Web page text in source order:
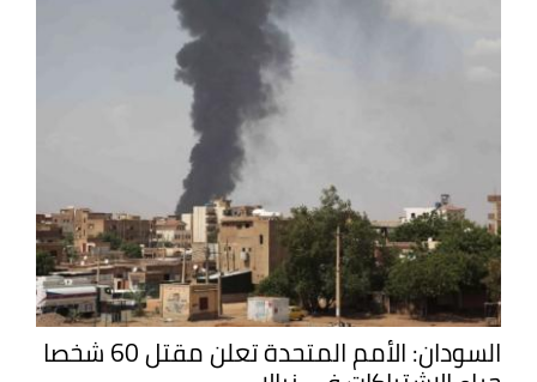
السودان: الأمم المتحدة تعلن مقتل 60 شخصا